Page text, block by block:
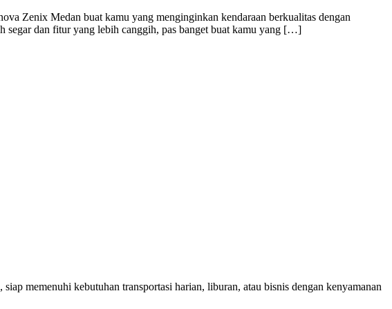
Zenix Medan buat kamu yang menginginkan kendaraan berkualitas dengan
segar dan fitur yang lebih canggih, pas banget buat kamu yang […]
memenuhi kebutuhan transportasi harian, liburan, atau bisnis dengan kenyamanan